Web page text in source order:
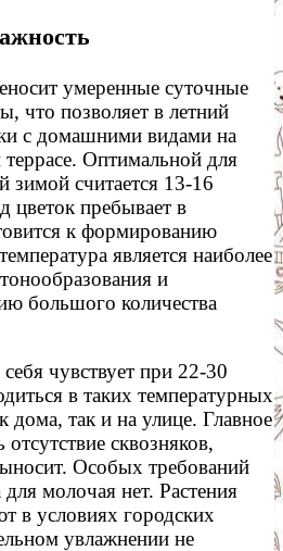
умеренные суточные
что позволяет в летний
с домашними видами на
Оптимальной для
зимой считается 13-16
цветок пребывает в
к формированию
является наиболее
и
большого количества
чувствует при 22-30
в таких температурных
дома, так и на улице. Главное
сквозняков,
Особых требований
молочая нет. Растения
в условиях городских
увлажнении не